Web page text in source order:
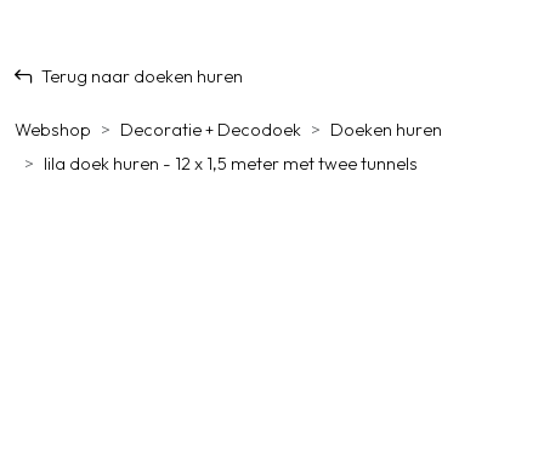
Terug naar doeken huren
Webshop Decoratie + Decodoek
Doeken huren
lila doek huren - 12 x 1,5 meter met twee tunnels